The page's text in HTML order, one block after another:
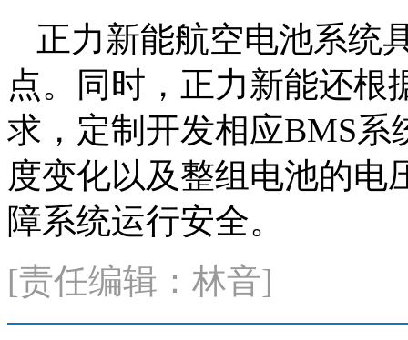
正力新能航空电池系统
点。同时，正力新能还根
求，定制开发相应BMS
度变化以及整组电池的电
障系统运行安全。
[责任编辑：林音]